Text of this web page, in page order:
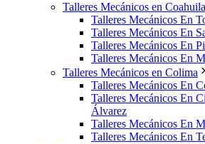
Talleres Mecánicos en Coahuila
Talleres Mecánicos En
Talleres Mecánicos En
Talleres Mecánicos En
Talleres Mecánicos En
Talleres Mecánicos en Colima
Talleres Mecánicos En
Talleres Mecánicos En
Álvarez
Talleres Mecánicos En
Talleres Mecánicos En